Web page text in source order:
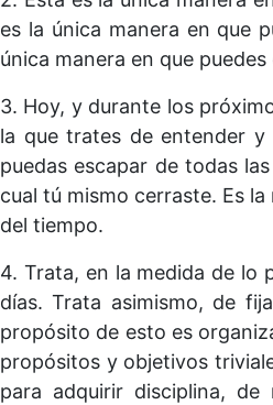
es la única manera en que
única manera en que
3. Hoy, y durante los
la que trates de entender
puedas escapar de todas
cual tú mismo cerraste. Es
del tiempo.
4. Trata, en la medida de lo
días. Trata asimismo, de
propósito de esto es
propósitos y objetivos
para adquirir disciplina,